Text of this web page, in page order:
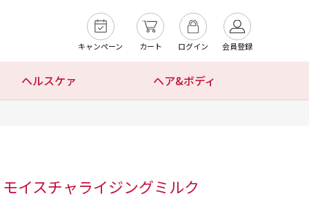
キャンペーン カート ログイン 会員登録
ヘルスケァ ヘア&ボディ
モイスチャライジングミルク